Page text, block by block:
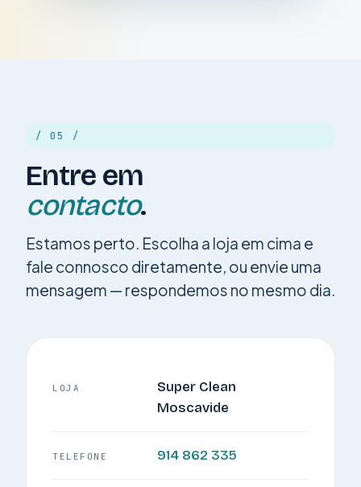
/ 05 /
Entre em
contacto.
Estamos perto. Escolha a loja em cima e
fale connosco diretamente, ou envie uma
mensagem — respondemos no mesmo dia.
LOJA
Super Clean
Moscavide
TELEFONE 914 862 335